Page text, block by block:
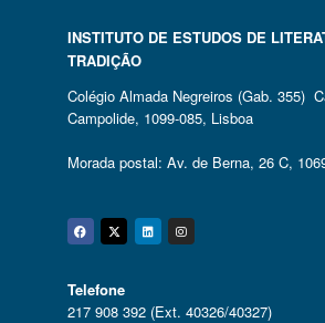
INSTITUTO DE ESTUDOS DE
TRADIÇÃO
Colégio Almada Negreiros (Gab. 355)
Campolide, 1099-085, Lisboa
Morada postal: Av. de Berna, 26 C,
Facebook
Twitter
Linkedin
Instagram
Telefone
217 908 392 (Ext. 40326/40327)